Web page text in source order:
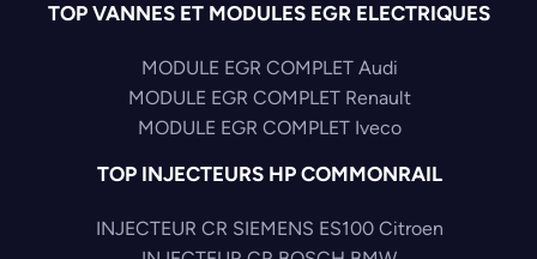
TOP VANNES ET MODULES EGR ELECTRIQUES
MODULE EGR COMPLET Audi
MODULE EGR COMPLET Renault
MODULE EGR COMPLET Iveco
TOP INJECTEURS HP COMMONRAIL
INJECTEUR CR SIEMENS ES100 Citroen